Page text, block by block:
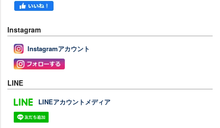
Instagram
Instagramアカウント
LINE
LINEアカウントメディア